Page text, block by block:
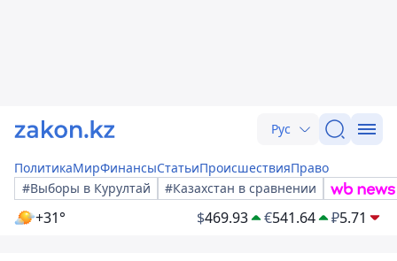
Рус
ПолитикаМирФинансыСтатьиПроисшествияПраво
#Выборы в Курултай
#Казахстан в сравнении
+31° $469.93 €541.64 ₽5.71